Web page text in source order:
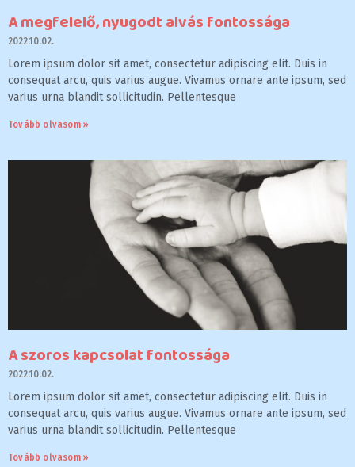
A megfelelő, nyugodt alvás fontossága
2022.10.02.
Lorem ipsum dolor sit amet, consectetur adipiscing elit. Duis in
consequat arcu, quis varius augue. Vivamus ornare ante ipsum, sed
varius urna blandit sollicitudin. Pellentesque
Tovább olvasom »
A szoros kapcsolat fontossága
2022.10.02.
Lorem ipsum dolor sit amet, consectetur adipiscing elit. Duis in
consequat arcu, quis varius augue. Vivamus ornare ante ipsum, sed
varius urna blandit sollicitudin. Pellentesque
Tovább olvasom »